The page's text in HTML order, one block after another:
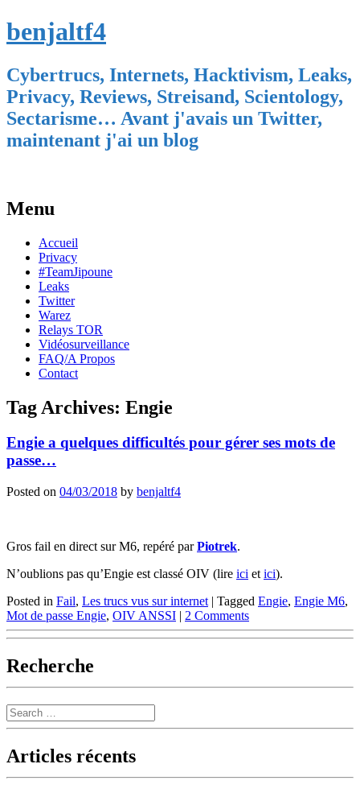
benjaltf4
Cybertrucs, Internets, Hacktivism, Leaks,
Privacy, Reviews, Streisand, Scientology,
Sectarisme… Avant j'avais un Twitter,
maintenant j'ai un blog
Menu
Skip
content
Accueil
Privacy
#TeamJipoune
Leaks
Twitter
Warez
Relays TOR
Vidéosurveillance
FAQ/A Propos
Contact
Tag Archives: Engie
Engie a quelques difficultés pour gérer ses mots de
passe…
Posted on 04/03/2018 by benjaltf4
Gros fail en direct sur M6, repéré parPiotrek.
N’oublions pas qu’Engie est classé OIV (lire ici et ici).
Posted in Fail, Les trucs vus sur internet | Tagged Engie, Engie M6,
Mot de passe Engie, OIV ANSSI | 2 Comments
Recherche
Search
Articles récents